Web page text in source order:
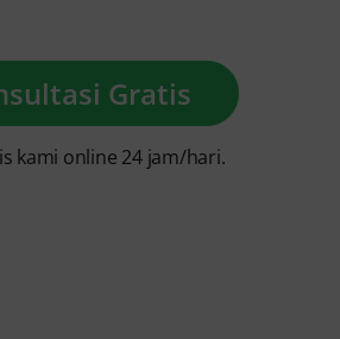
Gratis
kami online 24 jam/hari.